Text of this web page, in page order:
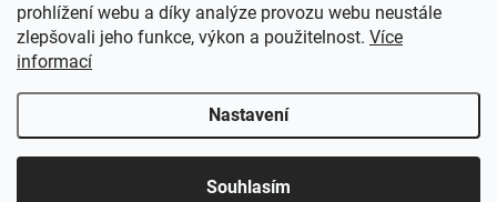
prohlížení webu a díky analýze provozu webu neustále
zlepšovali jeho funkce, výkon a použitelnost. Více
informací
Nastavení
Souhlasím
vybrané produkty. Akce platí pouze po omezenou
Židle24.cz . Všechna práva vyhrazena.